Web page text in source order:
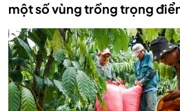
một số vùng trồng trọng